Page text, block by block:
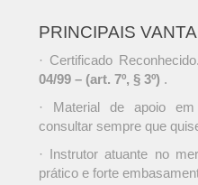
PRINCIPAIS
· Certificado
04/99 – (art. 7º, § 3º) .
· Material de apoio
consultar sempre que
· Instrutor atuante no
prático e forte